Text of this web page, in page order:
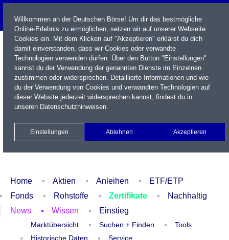
Name / WKN / ISIN / Kürzel
Newsletter Kontakt
Xetra Realtime
Watchlist Portfolio Login
Home Aktien Anleihen
ETF/ETP
Fonds
Rohstoffe Zertifikate
Nachhaltig
News
Wissen Einstieg
Marktübersicht Suchen + Finden
Tools
Historische Daten
Service
Willkommen an der Deutschen Börse! Um dir das bestmögliche
Online-Erlebnis zu ermöglichen, setzen wir auf unserer Webseite
Cookies ein. Mit dem Klicken auf "Akzeptieren" erklärst du dich
damit einverstanden, dass wir Cookies oder verwandte
Technologien verwenden dürfen. Über den Button "Einstellungen"
kannst du der Verwendung der genannten Dienste im Einzelnen
zustimmen oder widersprechen. Detaillierte Informationen und wie
du der Verwendung von Cookies und verwandten Technologien auf
dieser Website jederzeit widersprechen kannst, findest du in
unseren Datenschutzhinweisen.
Einstellungen Ablehnen Akzeptieren